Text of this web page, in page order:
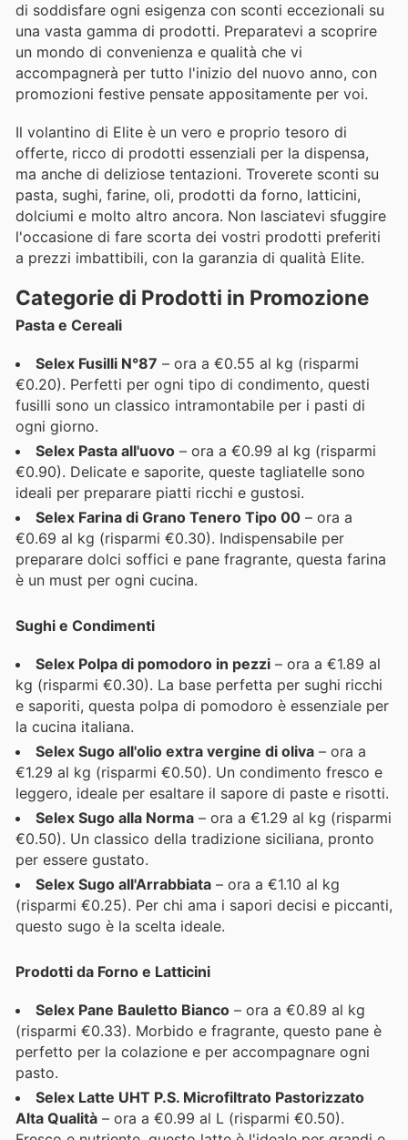
di soddisfare ogni esigenza con sconti eccezionali su
una vasta gamma di prodotti. Preparatevi a scoprire
un mondo di convenienza e qualità che vi
accompagnerà per tutto l'inizio del nuovo anno, con
promozioni festive pensate appositamente per voi.
Il volantino di Elite è un vero e proprio tesoro di
offerte, ricco di prodotti essenziali per la dispensa,
ma anche di deliziose tentazioni. Troverete sconti su
pasta, sughi, farine, oli, prodotti da forno, latticini,
dolciumi e molto altro ancora. Non lasciatevi sfuggire
l'occasione di fare scorta dei vostri prodotti preferiti
a prezzi imbattibili, con la garanzia di qualità Elite.
Categorie di Prodotti in Promozione
Pasta e Cereali
Selex Fusilli N°87 – ora a €0.55 al kg (risparmi
€0.20). Perfetti per ogni tipo di condimento, questi
fusilli sono un classico intramontabile per i pasti di
ogni giorno.
Selex Pasta all'uovo – ora a €0.99 al kg (risparmi
€0.90). Delicate e saporite, queste tagliatelle sono
ideali per preparare piatti ricchi e gustosi.
Selex Farina di Grano Tenero Tipo 00 – ora a
€0.69 al kg (risparmi €0.30). Indispensabile per
preparare dolci soffici e pane fragrante, questa farina
è un must per ogni cucina.
Sughi e Condimenti
Selex Polpa di pomodoro in pezzi – ora a €1.89 al
kg (risparmi €0.30). La base perfetta per sughi ricchi
e saporiti, questa polpa di pomodoro è essenziale per
la cucina italiana.
Selex Sugo all'olio extra vergine di oliva – ora a
€1.29 al kg (risparmi €0.50). Un condimento fresco e
leggero, ideale per esaltare il sapore di paste e risotti.
Selex Sugo alla Norma – ora a €1.29 al kg (risparmi
€0.50). Un classico della tradizione siciliana, pronto
per essere gustato.
Selex Sugo all'Arrabbiata – ora a €1.10 al kg
(risparmi €0.25). Per chi ama i sapori decisi e piccanti,
questo sugo è la scelta ideale.
Prodotti da Forno e Latticini
Selex Pane Bauletto Bianco – ora a €0.89 al kg
(risparmi €0.33). Morbido e fragrante, questo pane è
perfetto per la colazione e per accompagnare ogni
pasto.
Selex Latte UHT P.S. Microfiltrato Pastorizzato
Alta Qualità – ora a €0.99 al L (risparmi €0.50).